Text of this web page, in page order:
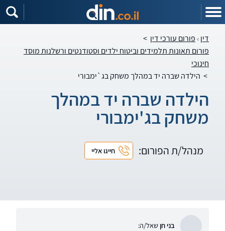
דין פורום עורכי דין >
פורום תאונות תלמידים וביטוח ילדים וסטודנטים ורשלנות מוסד
חינוכי
> הילדה שברה יד במהלך משחק בג`ימבורי
הילדה שברה יד במהלך
משחק בג'ימבורי
מנהל/ת הפורום: חייגו אליי
בני חןשאל/ה: